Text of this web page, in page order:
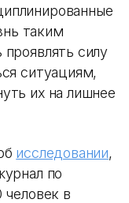
таким
силу
ситуациям,
их на лишнее
исследовании,
по
человек в